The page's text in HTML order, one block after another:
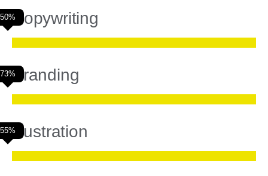
Copywriting
50%
Branding
73%
Illustration
55%